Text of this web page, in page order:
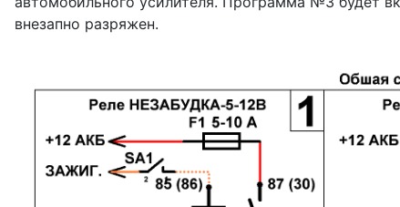
внезапно разряжен.